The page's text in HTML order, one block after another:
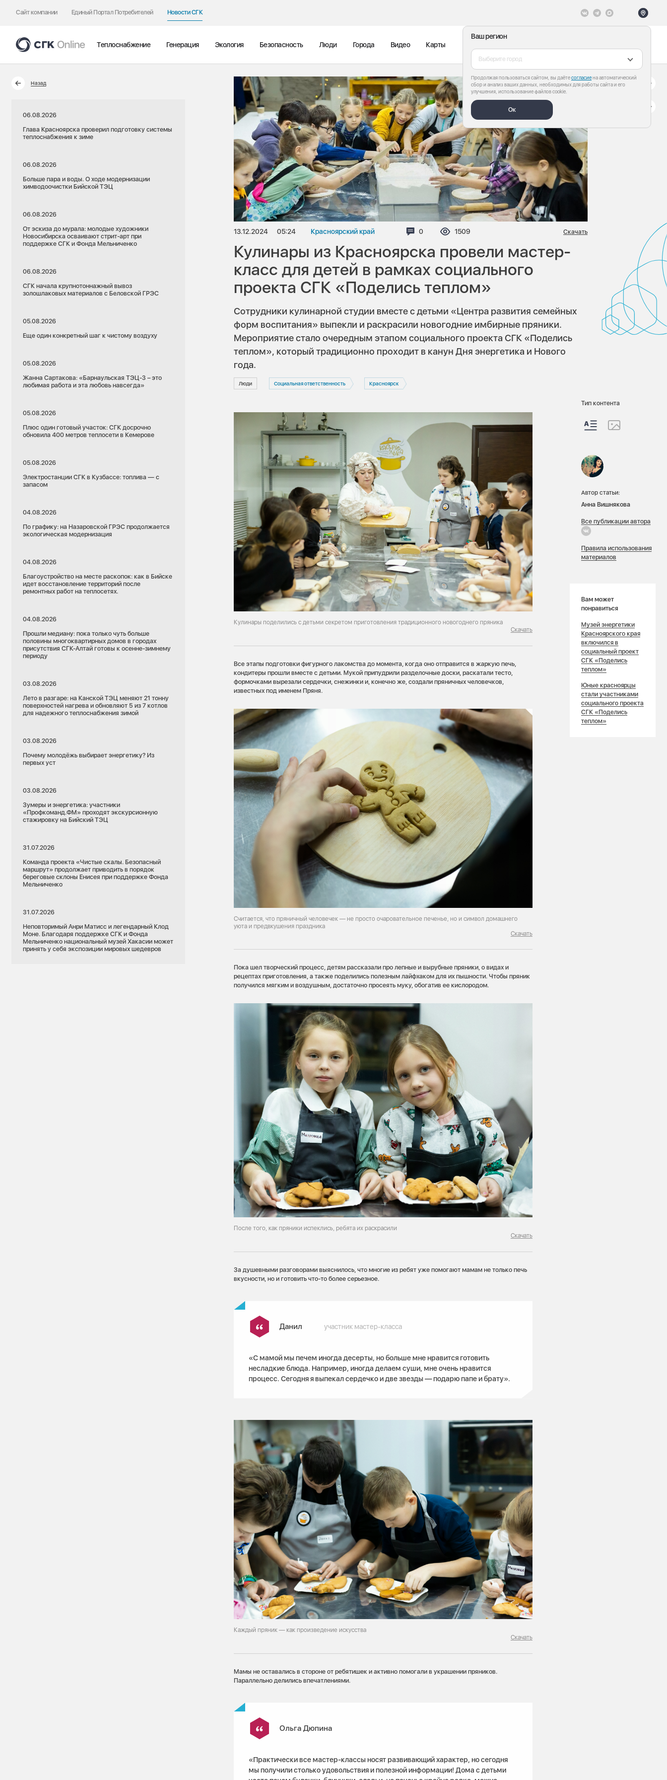
Сайт компании Единый Портал Потребителей Новости СГК
Ваш регион
Выберите город
Продолжая пользоваться сайтом, вы даётесогласиена автоматический
сбор и анализ ваших данных, необходимых для работы сайта и его
улучшения, использование файлов cookie.
Ок
Теплоснабжение Генерация Экология Безопасность Люди Города Видео Карты
Назад
06.08.2026
Глава Красноярска проверил подготовку системы
теплоснабжения к зиме
06.08.2026
Больше пара и воды. О ходе модернизации
химводоочистки Бийской ТЭЦ
06.08.2026
От эскиза до мурала: молодые художники
Новосибирска осваивают стрит-арт при
поддержке СГК и Фонда Мельниченко
06.08.2026
СГК начала крупнотоннажный вывоз
золошлаковых материалов с Беловской ГРЭС
05.08.2026
Еще один конкретный шаг к чистому воздуху
05.08.2026
Жанна Сартакова: «Барнаульская ТЭЦ-3 – это
любимая работа и эта любовь навсегда»
05.08.2026
Плюс один готовый участок: СГК досрочно
обновила 400 метров теплосети в Кемерове
05.08.2026
Электростанции СГК в Кузбассе: топлива — с
запасом
04.08.2026
По графику: на Назаровской ГРЭС продолжается
экологическая модернизация
04.08.2026
Благоустройство на месте раскопок: как в Бийске
идет восстановление территорий после
ремонтных работ на теплосетях.
04.08.2026
Прошли медиану: пока только чуть больше
половины многоквартирных домов в городах
присутствия СГК-Алтай готовы к осенне-зимнему
периоду
03.08.2026
Лето в разгаре: на Канской ТЭЦ меняют 21 тонну
поверхностей нагрева и обновляют 5 из 7 котлов
для надежного теплоснабжения зимой
03.08.2026
Почему молодёжь выбирает энергетику? Из
первых уст
03.08.2026
Зумеры и энергетика: участники
«Профкоманд.ФМ» проходят экскурсионную
стажировку на Бийский ТЭЦ
31.07.2026
Команда проекта «Чистые скалы. Безопасный
маршрут» продолжает приводить в порядок
береговые склоны Енисея при поддержке Фонда
Мельниченко
31.07.2026
Неповторимый Анри Матисс и легендарный Клод
Моне. Благодаря поддержке СГК и Фонда
Мельниченко национальный музей Хакасии может
принять у себя экспозиции мировых шедевров
13.12.2024 05:24 Красноярский край Комментариев:
0 Просмотров:
1509 Скачать
Кулинары из Красноярска провели мастер-
класс для детей в рамках социального
проекта СГК «Поделись теплом»
Сотрудники кулинарной студии вместе с детьми «Центра развития семейных
форм воспитания» выпекли и раскрасили новогодние имбирные пряники.
Мероприятие стало очередным этапом социального проекта СГК «Поделись
теплом», который традиционно проходит в канун Дня энергетика и Нового
года.
Люди Социальная ответственность Красноярск
Кулинары поделились с детьми секретом приготовления традиционного новогоднего пряника
Скачать
Все этапы подготовки фигурного лакомства до момента, когда оно отправится в жаркую печь,
кондитеры прошли вместе с детьми. Мукой припудрили разделочные доски, раскатали тесто,
формочками вырезали сердечки, снежинки и, конечно же, создали пряничных человечков,
известных под именем Пряня.
Считается, что пряничный человечек — не просто очаровательное печенье, но и символ домашнего
уюта и предвкушения праздника
Скачать
Пока шел творческий процесс, детям рассказали про лепные и вырубные пряники, о видах и
рецептах приготовления, а также поделились полезным лайфхаком для их пышности. Чтобы пряник
получился мягким и воздушным, достаточно просеять муку, обогатив ее кислородом.
После того, как пряники испеклись, ребята их раскрасили
Скачать
За душевными разговорами выяснилось, что многие из ребят уже помогают мамам не только печь
вкусности, но и готовить что-то более серьезное.
Данил участник мастер-класса
«С мамой мы печем иногда десерты, но больше мне нравится готовить
несладкие блюда. Например, иногда делаем суши, мне очень нравится
процесс. Сегодня я выпекал сердечко и две звезды — подарю папе и брату».
Каждый пряник — как произведение искусства
Скачать
Мамы не оставались в стороне от ребятишек и активно помогали в украшении пряников.
Параллельно делились впечатлениями.
Ольга Дюпина
«Практически все мастер-классы носят развивающий характер, но сегодня
мы получили столько удовольствия и полезной информации! Дома с детьми
Тип контента
Автор статьи:
Анна Вишнякова
Все публикации автора
Правила использования
материалов
Вам может
понравиться
Музей энергетики
Красноярского края
включился в
социальный проект
СГК «Поделись
теплом»
Юные красноярцы
стали участниками
социального проекта
СГК «Поделись
теплом»